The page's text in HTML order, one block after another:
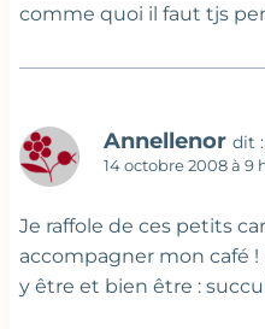
comme quoi il faut tjs
Annellenor dit :
14 octobre 2008 à 9
Je raffole de ces petits
accompagner mon café
y être et bien être :